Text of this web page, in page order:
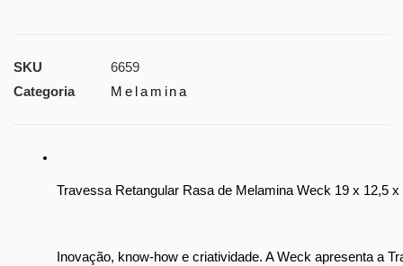
SKU
6659
Categoria
Melamina
Travessa Retangular Rasa de Melamina Weck 19 x 12,5 x
Inovação, know-how e criatividade. A Weck apresenta a